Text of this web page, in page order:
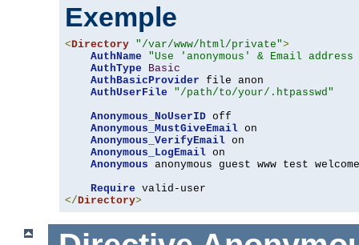
Exemple
<Directory "/var/www/html/private">
AuthName
"Use 'anonymous' & Email
AuthType
Basic
AuthBasicProvider file anon
AuthUserFile
"/path/to/your/.htpasswd"
Anonymous_NoUserID off
Anonymous_MustGiveEmail on
Anonymous_VerifyEmail on
Anonymous_LogEmail on
Anonymous anonymous guest www test welcome
Require
</Directory>